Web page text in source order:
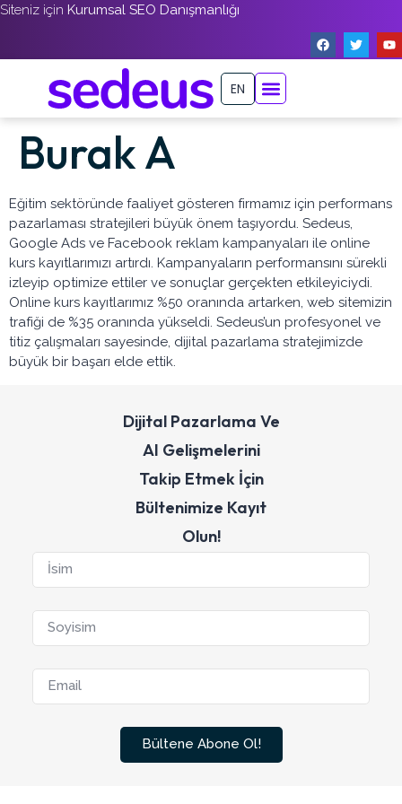
Siteniz için Kurumsal SEO Danışmanlığı
EN
Burak A
Eğitim sektöründe faaliyet gösteren firmamız için performans
pazarlaması stratejileri büyük önem taşıyordu. Sedeus,
Google Ads ve Facebook reklam kampanyaları ile online
kurs kayıtlarımızı artırdı. Kampanyaların performansını sürekli
izleyip optimize ettiler ve sonuçlar gerçekten etkileyiciydi.
Online kurs kayıtlarımız %50 oranında artarken, web sitemizin
trafiği de %35 oranında yükseldi. Sedeus’un profesyonel ve
titiz çalışmaları sayesinde, dijital pazarlama stratejimizde
büyük bir başarı elde ettik.
Dijital Pazarlama Ve
AI Gelişmelerini
Takip Etmek İçin
Bültenimize Kayıt
Olun!
Bültene Abone Ol!